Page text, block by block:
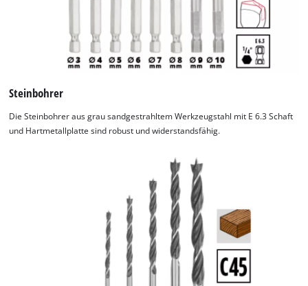
Steinbohrer
Die Steinbohrer aus grau sandgestrahltem Werkzeugstahl mit E 6.3 Schaft
und Hartmetallplatte sind robust und widerstandsfähig.